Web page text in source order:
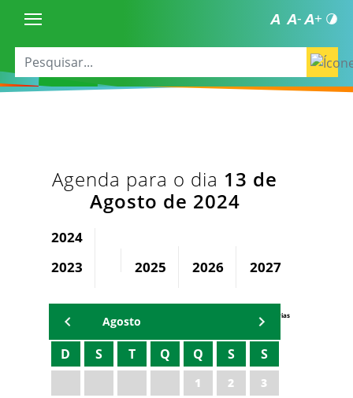
Agenda para o dia 13 de
Agosto de 2024
2024
2023
2025 2026 2027
Agenda Secretárias
Agosto
D S T Q Q S S
1 2
3